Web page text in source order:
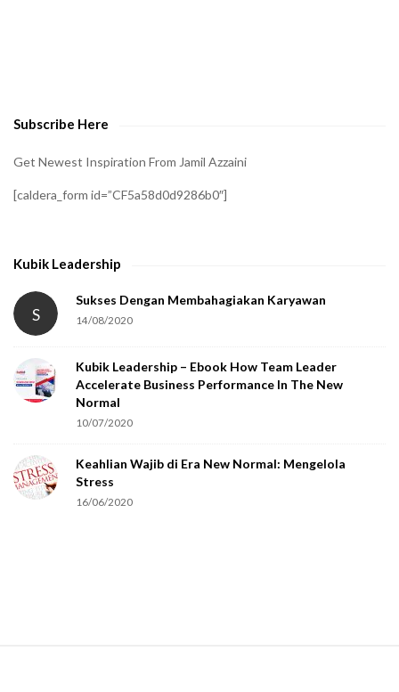
Subscribe Here
Get Newest Inspiration From Jamil Azzaini
[caldera_form id=”CF5a58d0d9286b0″]
Kubik Leadership
S
Sukses Dengan Membahagiakan Karyawan
14/08/2020
Kubik Leadership – Ebook How Team Leader
Accelerate Business Performance In The New
Normal
10/07/2020
Keahlian Wajib di Era New Normal: Mengelola
Stress
16/06/2020